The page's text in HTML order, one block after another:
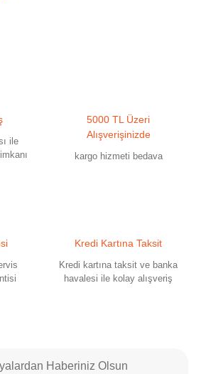
ile
5000 TL Üzeri
Alışverişinizde
kargo hizmeti bedava
Kredi Kartına Taksit
Kredi kartına taksit ve banka
havalesi ile kolay alışveriş
Haberiniz Olsun